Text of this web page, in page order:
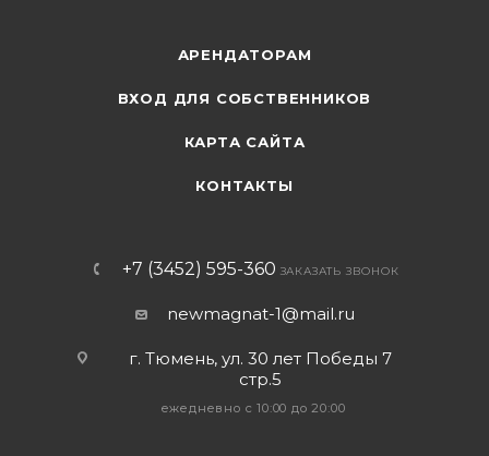
АРЕНДАТОРАМ
ВХОД ДЛЯ СОБСТВЕННИКОВ
КАРТА САЙТА
КОНТАКТЫ
+7 (3452) 595-360 ЗАКАЗАТЬ ЗВОНОК
newmagnat-1@mail.ru
г. Тюмень, ул. 30 лет Победы 7
стр.5
ежедневно с 10:00 до 20:00